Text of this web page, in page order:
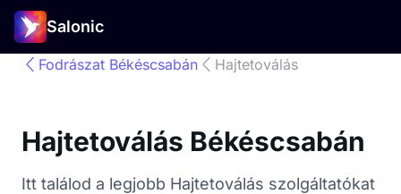
Salonic
Fodrászat Békéscsabán Hajtetoválás
Hajtetoválás Békéscsabán
Itt találod a legjobb Hajtetoválás szolgáltatókat